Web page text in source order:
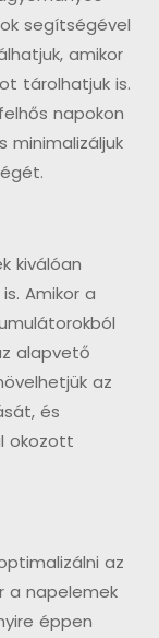
segítségével
amikor
tárolhatjuk is.
napokon
minimalizáljuk
kiválóan
Amikor a
alapvető
az
és
okozott
az
a napelemek
éppen